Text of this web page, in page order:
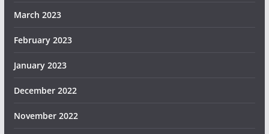
March 2023
February 2023
January 2023
December 2022
November 2022